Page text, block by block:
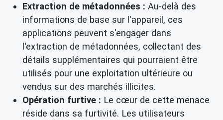
Extraction de métadonnées : Au-delà des
informations de base sur l'appareil, ces
applications peuvent s'engager dans
l'extraction de métadonnées, collectant des
détails supplémentaires qui pourraient être
utilisés pour une exploitation ultérieure ou
vendus sur des marchés illicites.
Opération furtive : Le cœur de cette menace
réside dans sa furtivité. Les utilisateurs